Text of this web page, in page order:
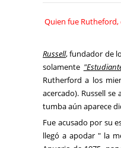
Quien fue Rutheford,
Russell, fundador de
solamente
Rutherford a los
acercado). Russell
tumba aún aparece
Fue acusado por su
llegó a apodar " la